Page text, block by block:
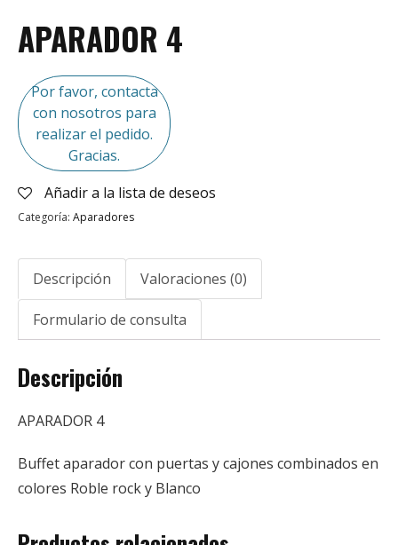
APARADOR 4
Por favor, contacta
con nosotros para
realizar el pedido.
Gracias.
Añadir a la lista de deseos
Categoría: Aparadores
Descripción Valoraciones (0)
Formulario de consulta
Descripción
APARADOR 4
Buffet aparador con puertas y cajones combinados en
colores Roble rock y Blanco